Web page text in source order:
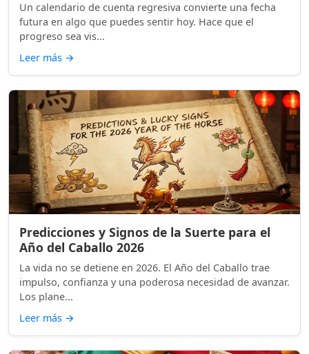
Un calendario de cuenta regresiva convierte una fecha
futura en algo que puedes sentir hoy. Hace que el
progreso sea vis...
Leer más →
Predicciones y Signos de la Suerte para el
Año del Caballo 2026
La vida no se detiene en 2026. El Año del Caballo trae
impulso, confianza y una poderosa necesidad de avanzar.
Los plane...
Leer más →